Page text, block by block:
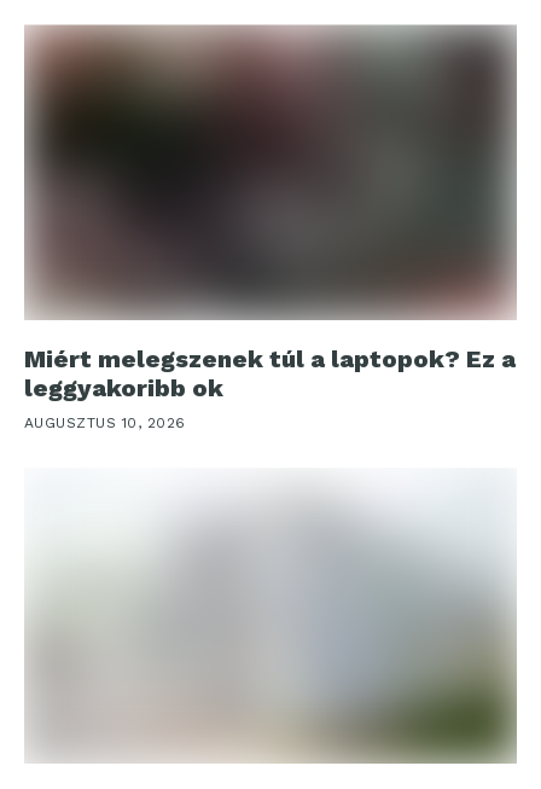
Miért melegszenek túl a laptopok? Ez a
leggyakoribb ok
AUGUSZTUS 10, 2026